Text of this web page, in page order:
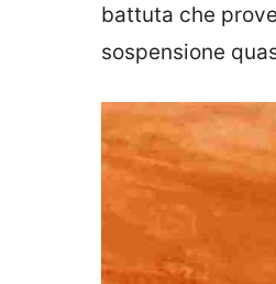
battuta che
sospensione